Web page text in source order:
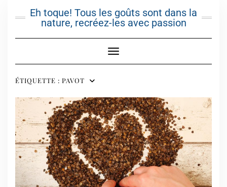
Eh toque! Tous les goûts sont dans la
nature, recréez-les avec passion
Toggle Navigation
ÉTIQUETTE : PAVOT